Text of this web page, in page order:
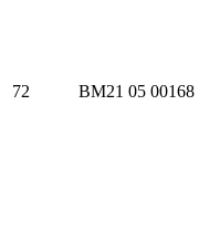
72 BM21 05 00168